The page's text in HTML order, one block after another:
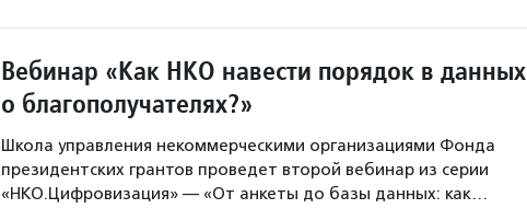
Вебинар «Как НКО навести порядок в данных
о благополучателях?»
Школа управления некоммерческими организациями Фонда
президентских грантов проведет второй вебинар из серии
«НКО.Цифровизация» — «От анкеты до базы данных: как…